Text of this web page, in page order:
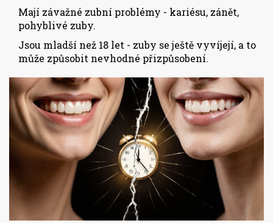
Mají závažné zubní problémy - kariésu, zánět,
pohyblivé zuby.
Jsou mladší než 18 let - zuby se ještě vyvíjejí, a to
může způsobit nevhodné přizpůsobení.